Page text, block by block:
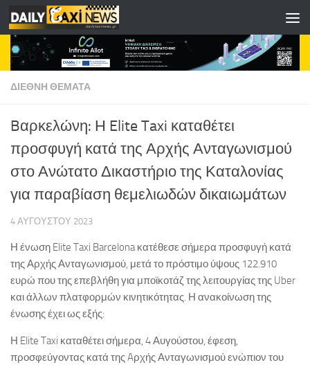
Skip to content
ΔΙΕΘΝΗ ΘΕΜΑΤΑ
Bαρκελώνη: Η Elite Taxi καταθέτει
προσφυγή κατά της Αρχής Ανταγωνισμού
στο Ανώτατο Δικαστήριο της Καταλονίας
για παραβίαση θεμελιωδών δικαιωμάτων
4 ΑΥΓΟΎΣΤΟΥ 2023
Η ένωση Elite Taxi Barcelona κατέθεσε σήμερα προσφυγή κατά
της Αρχής Ανταγωνισμού, μετά το πρόστιμο ύψους 122.910
ευρώ που της επεβλήθη για μποϊκοτάζ της λειτουργίας της Uber
και άλλων πλατφορμών κινητικότητας. Η ανακοίνωση της
ένωσης έχει ως εξής:
Η Elite Taxi καταθέτει σήμερα, 4 Αυγούστου, έφεση,
προσφεύγοντας κατά της Aρχής Ανταγωνισμού ενώπιον του